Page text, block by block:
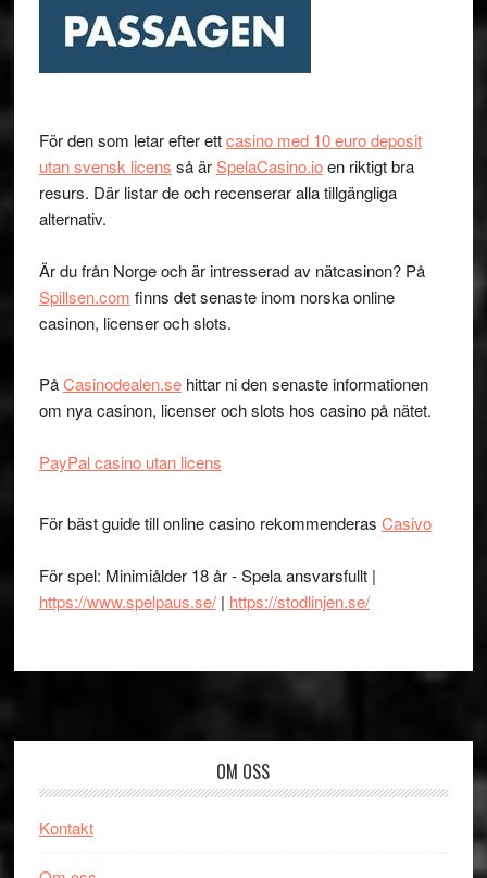
För den som letar efter ettcasino med 10 euro deposit
utan svensk licens så ärSpelaCasino.ioen riktigt bra
resurs. Där listar de och recenserar alla tillgängliga
alternativ.
Är du från Norge och är intresserad av nätcasinon? På
Spillsen.com finns det senaste inom norska online
casinon, licenser och slots.
PåCasinodealen.sehittar ni den senaste informationen
om nya casinon, licenser och slots hos casino på nätet.
PayPal casino utan licens
För bäst guide till online casino rekommenderas Casivo
För spel: Minimiålder 18 år - Spela ansvarsfullt |
https://www.spelpaus.se/| https://stodlinjen.se/
OM OSS
Kontakt